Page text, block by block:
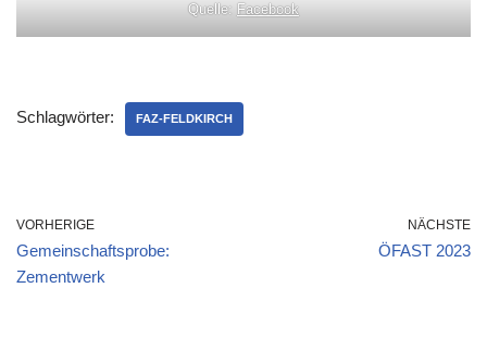
Quelle: Facebook
Schlagwörter: FAZ-FELDKIRCH
VORHERIGE
Gemeinschaftsprobe:
Zementwerk
NÄCHSTE
ÖFAST 2023